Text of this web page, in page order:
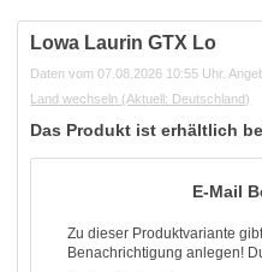
Lowa Laurin GTX Lo
Daten vom 07.08.2026 10:55 Uhr.
Land wechseln (Aktuell: Deutschland)
Das Produkt ist erhältlich
E-Mail
Zu dieser Produktvariante
Benachrichtigung anlegen!